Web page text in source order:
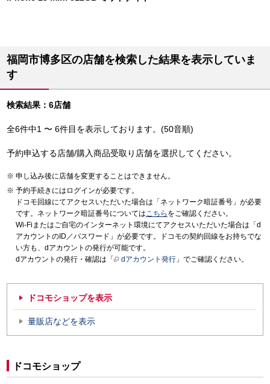
福岡市博多区の店舗を検索した結果を表示していま
す
検索結果：6店舗
全6件中1 〜 6件目を表示しております。(50音順)
予約申込する店舗/購入商品受取り店舗を選択してください。
申し込み後に店舗を変更することはできません。
予約手続きにはログインが必要です。
ドコモ回線にてアクセスいただいた場合は「ネットワーク暗証番号」が必要
です。ネットワーク暗証番号についてはこちら をご確認ください。
Wi-Fiまたはご自宅のインターネット環境にてアクセスいただいた場合は「d
アカウントのID／パスワード」が必要です。ドコモの契約回線をお持ちでな
い方も、dアカウントの発行が可能です。
dアカウントの発行・確認は「
dアカウント発行 」でご確認ください。
ドコモショップを表示
量販店などを表示
ドコモショップ